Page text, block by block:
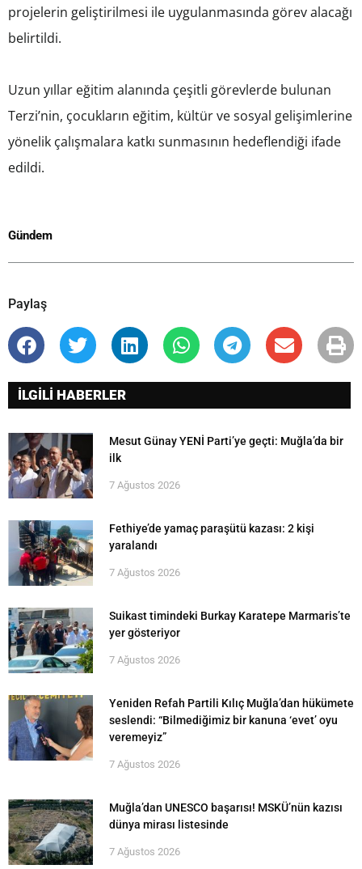
projelerin geliştirilmesi ile uygulanmasında görev alacağı
belirtildi.
Uzun yıllar eğitim alanında çeşitli görevlerde bulunan
Terzi’nin, çocukların eğitim, kültür ve sosyal gelişimlerine
yönelik çalışmalara katkı sunmasının hedeflendiği ifade
edildi.
Gündem
Paylaş
İLGİLİ HABERLER
Mesut Günay YENİ Parti’ye geçti: Muğla’da bir
ilk
7 Ağustos 2026
Fethiye’de yamaç paraşütü kazası: 2 kişi
yaralandı
7 Ağustos 2026
Suikast timindeki Burkay Karatepe Marmaris’te
yer gösteriyor
7 Ağustos 2026
Yeniden Refah Partili Kılıç Muğla’dan hükümete
seslendi: “Bilmediğimiz bir kanuna ‘evet’ oyu
veremeyiz”
7 Ağustos 2026
Muğla’dan UNESCO başarısı! MSKÜ’nün kazısı
dünya mirası listesinde
7 Ağustos 2026